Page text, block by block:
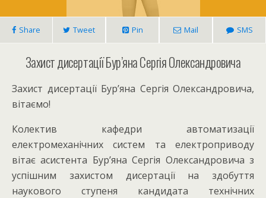
Share Tweet Pin Mail SMS
Захист дисертації Бур’яна Сергія Олександровича
Захист дисертації Бур’яна Сергія Олександровича,
вітаємо!
Колектив кафедри автоматизації
електромеханічних систем та електроприводу
вітає асистента Бур’яна Сергія Олександровича з
успішним захистом дисертації на здобуття
наукового ступеня кандидата технічних